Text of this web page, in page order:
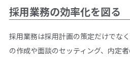
採用業務の効率化を図る
採用業務は採用計画の策定だけでな
の作成や面談のセッティング、内定